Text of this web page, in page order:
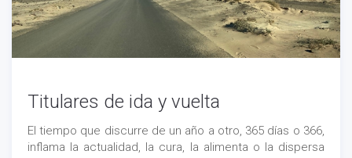
Titulares de ida y vuelta
El tiempo que discurre de un año a otro, 365 días o 366,
inflama la actualidad, la cura, la alimenta o la dispersa